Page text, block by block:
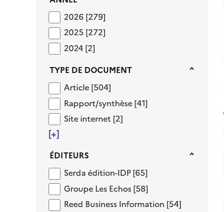
20262026 [279]
20252025 [272]
20242024 [2]
Type de document
TYPE DE DOCUMENT
ArticleArticle [504]
Rapport/synthèse
Rapport/synthèse [41]
Site internet
Site internet [2]
[+]
Éditeurs
ÉDITEURS
Serda édition-IDP
Serda édition-IDP [65]
Groupe Les Echos
Groupe Les Echos [58]
Reed Business Information
Reed Business Information [54]